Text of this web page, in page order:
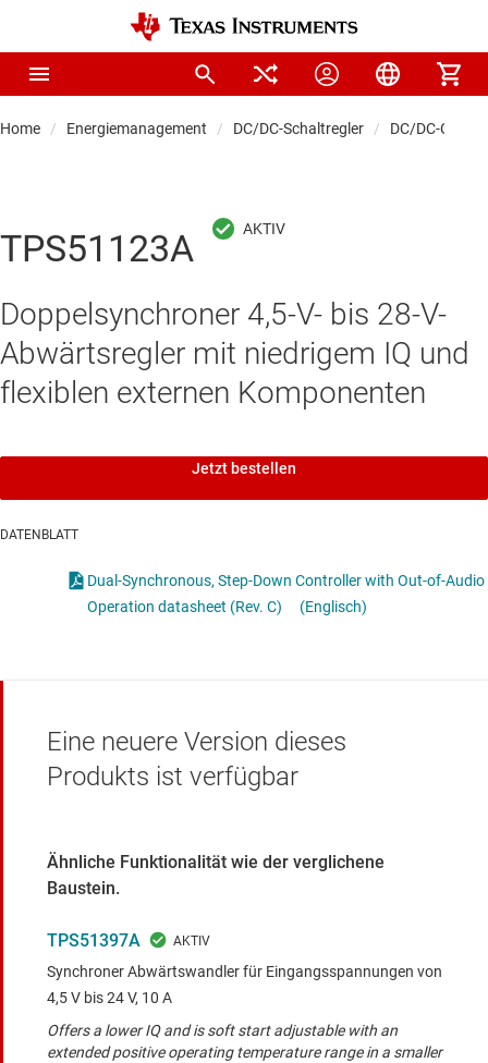
Home Energiemanagement DC/DC-Schaltregler DC/DC-
TPS51123A
Doppelsynchroner 4,5-V- bis 28-V-
Abwärtsregler mit niedrigem IQ und
flexiblen externen Komponenten
Jetzt bestellen
DATENBLATT
Dual-Synchronous, Step-Down Controller with Out-of-Audio
Operation datasheet (Rev. C)
(Englisch)
Eine neuere Version dieses
Produkts ist verfügbar
Ähnliche Funktionalität wie der verglichene
Baustein.
TPS51397A
Synchroner Abwärtswandler für Eingangsspannungen von
4,5 V bis 24 V, 10 A
Offers a lower IQ and is soft start adjustable with an
extended positive operating temperature range in a smaller